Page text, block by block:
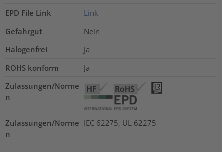
EPD File Link
Link
Gefahrgut
Nein
Halogenfrei
Ja
ROHS konform
Ja
Zulassungen/Norme
n
Zulassungen/Norme
n
IEC 62275, UL 62275